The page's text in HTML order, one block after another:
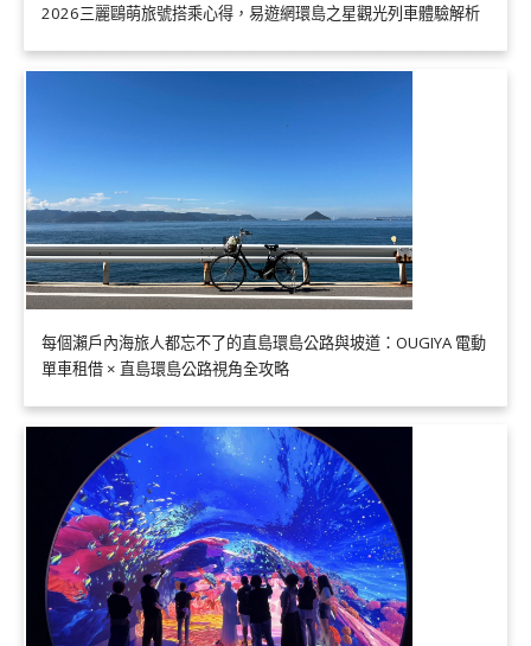
2026三麗鷗萌旅號搭乘心得，易遊網環島之星觀光列車體驗解析
每個瀨戶內海旅人都忘不了的直島環島公路與坡道：OUGIYA 電動
單車租借 × 直島環島公路視角全攻略